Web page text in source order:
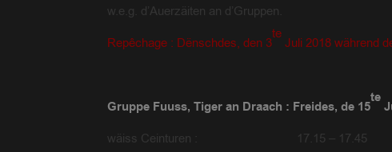
w.e.g. d’Auerzäiten an d’Gruppen.
Repêchage : Dënschdes, den 3
te
Juli 2018 während
Gruppe Fuuss, Tiger an Draach : Freides, de 15
te
wäiss Ceinturen : 17.15 – 17.45